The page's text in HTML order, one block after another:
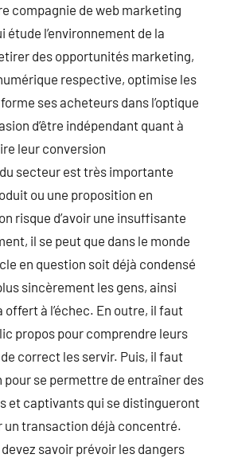
compagnie de web marketing
étude l’environnement de la
des opportunités marketing,
respective, optimise les
ses acheteurs dans l’optique
d’être indépendant quant à
leur conversion
secteur est très importante
ou une proposition en
risque d’avoir une insuffisante
il se peut que dans le monde
en question soit déjà condensé
sincèrement les gens, ainsi
à l’échec. En outre, il faut
propos pour comprendre leurs
correct les servir. Puis, il faut
pour se permettre de entraîner des
et captivants qui se distingueront
un transaction déjà concentré.
savoir prévoir les dangers